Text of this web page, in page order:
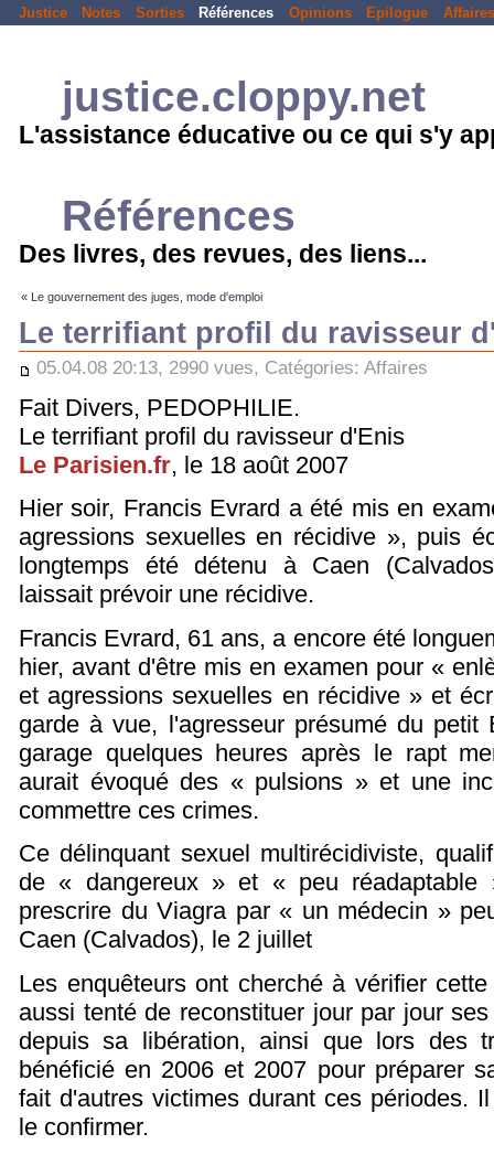
Justice Notes Sorties Références Opinions Epilogue Affaires
justice.cloppy.net
L'assistance éducative ou ce qui s'y
Références
Des livres, des revues, des liens...
« Le gouvernement des juges, mode d'emploi
Le terrifiant profil du ravisseur
05.04.08 20:13, 2990 vues, Catégories: Affaires
Fait Divers, PEDOPHILIE.
Le terrifiant profil du ravisseur d'Enis
Le Parisien.fr, le 18 août 2007
Hier soir, Francis Evrard a été mis en
agressions sexuelles en récidive », puis
longtemps été détenu à Caen
laissait prévoir une récidive.
Francis Evrard, 61 ans, a encore été
hier, avant d'être mis en examen pour «
et agressions sexuelles en récidive » et
garde à vue, l'agresseur présumé du
garage quelques heures après le rapt
aurait évoqué des « pulsions » et une
commettre ces crimes.
Ce délinquant sexuel multirécidiviste,
de « dangereux » et « peu
prescrire du Viagra par « un médecin »
Caen (Calvados), le 2 juillet
Les enquêteurs ont cherché à vérifier
aussi tenté de reconstituer jour par jour
depuis sa libération, ainsi que lors des
bénéficié en 2006 et 2007 pour préparer
fait d'autres victimes durant ces périodes.
le confirmer.